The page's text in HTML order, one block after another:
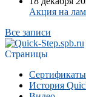
Акция на
Все записи
Страницы
Сертификаты
История